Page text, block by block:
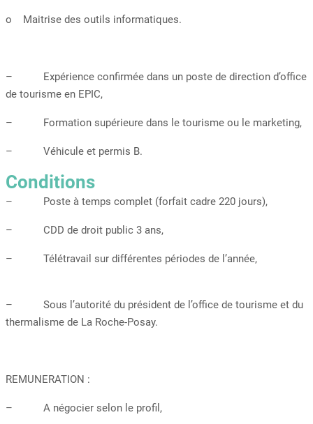
o Maitrise des outils informatiques.
– Expérience confirmée dans un poste de direction d’office
de tourisme en EPIC,
– Formation supérieure dans le tourisme ou le marketing,
– Véhicule et permis B.
Conditions
– Poste à temps complet (forfait cadre 220 jours),
– CDD de droit public 3 ans,
– Télétravail sur différentes périodes de l’année,
– Sous l’autorité du président de l’office de tourisme et du
thermalisme de La Roche-Posay.
REMUNERATION :
– A négocier selon le profil,